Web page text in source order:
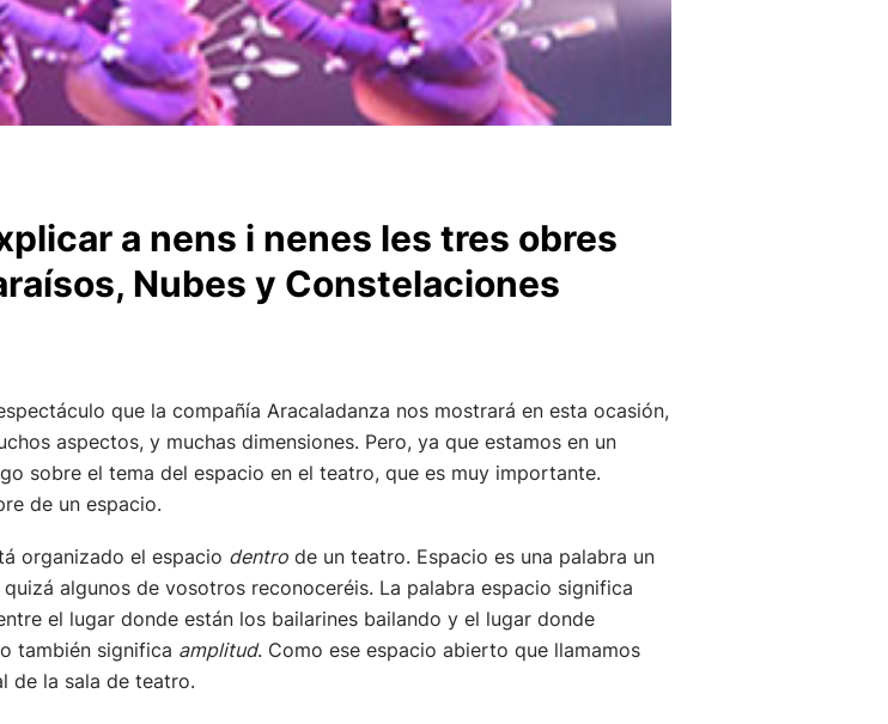
a nens i nenes les tres obres
Nubes y Constelaciones
que la compañía Aracaladanza nos mostrará en esta ocasión,
aspectos, y muchas dimensiones. Pero, ya que estamos en un
sobre el tema del espacio en el teatro, que es muy importante.
de un espacio.
organizado el espacio dentrode un teatro. Espacio es una palabra un
algunos de vosotros reconoceréis. La palabra espacio significa
el lugar donde están los bailarines bailando y el lugar donde
también significa amplitud. Como ese espacio abierto que llamamos
de la sala de teatro.